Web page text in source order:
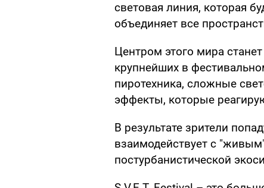
световая линия, которая
объединяет все
Центром этого мира
крупнейших в
пиротехника, сложные
эффекты, которые
В результате зрители
взаимодействует с
постурбанистической